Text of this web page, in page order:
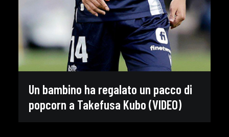
Un bambino ha regalato un pacco di
popcorn a Takefusa Kubo (VIDEO)